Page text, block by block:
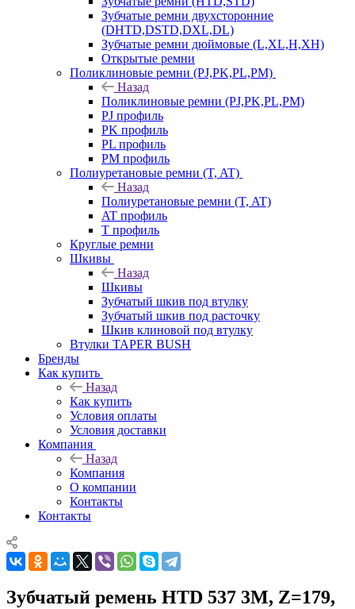
Зубчатые ремни двухсторонние
(DHTD,DSTD,DXL,DL)
Зубчатые ремни дюймовые (L,XL,H,XH)
Открытые ремни
Поликлиновые ремни (PJ,PK,PL,PM)
Назад
Поликлиновые ремни (PJ,PK,PL,PM)
PJ профиль
PK профиль
PL профиль
PM профиль
Полиуретановые ремни (T, AT)
Назад
Полиуретановые ремни (T, AT)
AT профиль
T профиль
Круглые ремни
Шкивы
Назад
Шкивы
Зубчатый шкив под втулку
Зубчатый шкив под расточку
Шкив клиновой под втулку
Втулки TAPER BUSH
Бренды
Как купить
Назад
Как купить
Условия оплаты
Условия доставки
Компания
Назад
Компания
О компании
Контакты
Контакты
Зубчатый ремень HTD 537 3M, Z=179,